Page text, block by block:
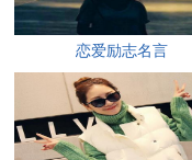
11、在爱情中，有的人
但是我想最最美好的爱
爱着我。
12、所谓幸福，就是一
恋爱励志名言